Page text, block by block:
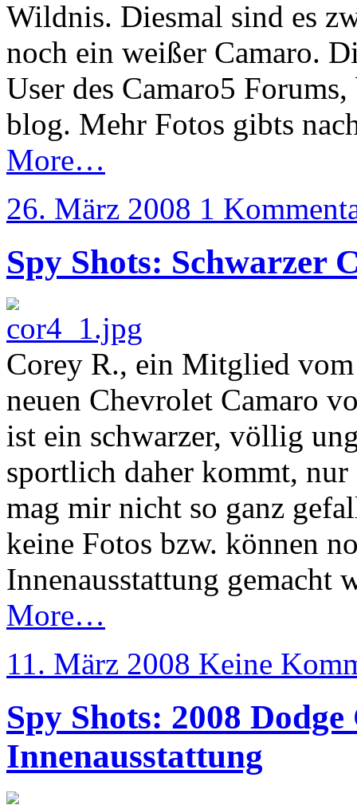
Wildnis. Diesmal sind es
noch ein weißer Camaro.
User des Camaro5
blog. Mehr Fotos gibts
More…
26. März 2008 1
Spy Shots: Schwarzer
Corey R., ein Mitglied
neuen Chevrolet Camaro
ist ein schwarzer, völlig
sportlich daher kommt,
mag mir nicht so ganz
keine Fotos bzw. können
Innenausstattung gemacht
More…
11. März 2008 Keine
Spy Shots: 2008
Innenausstattung